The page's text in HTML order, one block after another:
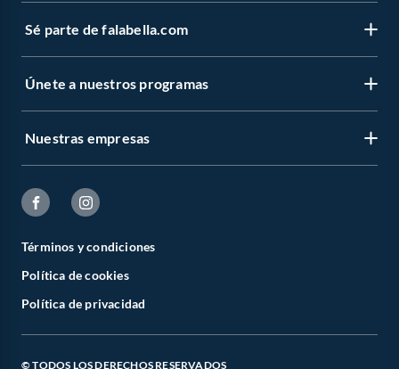
Sé parte de falabella.com
Únete a nuestros programas
Nuestras empresas
Términos y condiciones
Política de cookies
Política de privacidad
© TODOS LOS DERECHOS RESERVADOS